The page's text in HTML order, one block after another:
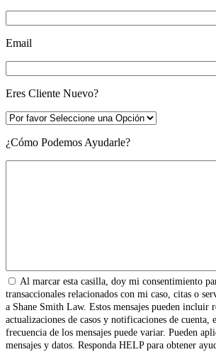
Email
Eres Cliente Nuevo?
¿Cómo Podemos Ayudarle?
Al marcar esta casilla, doy mi consentimiento
transaccionales relacionados con mi caso, citas o
a Shane Smith Law. Estos mensajes pueden incluir
actualizaciones de casos y notificaciones de cuenta,
frecuencia de los mensajes puede variar. Pueden
mensajes y datos. Responda HELP para obtener